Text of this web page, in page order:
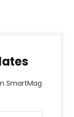
SmartMag